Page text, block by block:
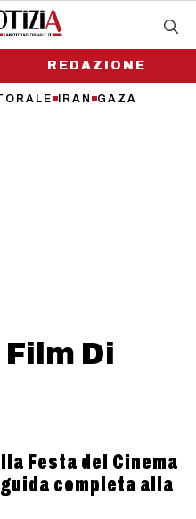
IRAN GAZA
REDAZIONE
Di
Festa del Cinema
completa alla